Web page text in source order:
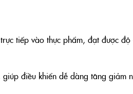
tiếp vào thực phẩm, đạt được
điều khiển dễ dàng tăng giảm